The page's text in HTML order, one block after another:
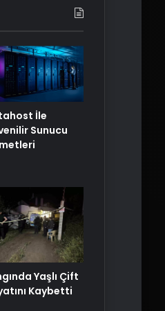
İle
Sunucu
Yaşlı Çift
Kaybetti